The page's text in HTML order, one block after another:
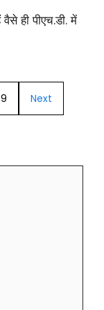
ही पीएच.डी. में
Next